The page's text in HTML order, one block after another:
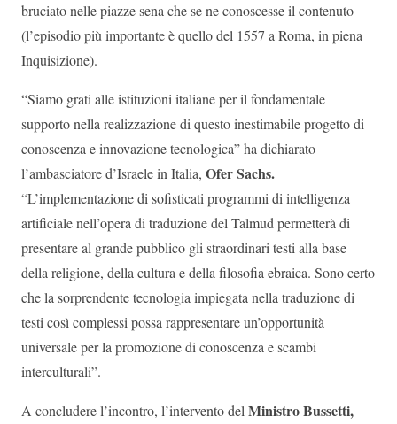
bruciato nelle piazze sena che se ne conoscesse il contenuto
(l’episodio più importante è quello del 1557 a Roma, in piena
Inquisizione).
“Siamo grati alle istituzioni italiane per il fondamentale
supporto nella realizzazione di questo inestimabile progetto di
conoscenza e innovazione tecnologica” ha dichiarato
l’ambasciatore d’Israele in Italia, Ofer Sachs.
“L’implementazione di sofisticati programmi di intelligenza
artificiale nell’opera di traduzione del Talmud permetterà di
presentare al grande pubblico gli straordinari testi alla base
della religione, della cultura e della filosofia ebraica. Sono certo
che la sorprendente tecnologia impiegata nella traduzione di
testi così complessi possa rappresentare un’opportunità
universale per la promozione di conoscenza e scambi
interculturali”.
A concludere l’incontro, l’intervento delMinistro Bussetti,